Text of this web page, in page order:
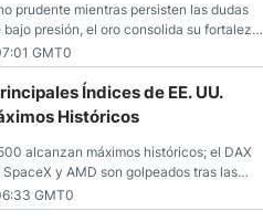
prudente mientras persisten las dudas
presión, el oro consolida su fortaleza
económicas desde Estados
GMT0
Índices de EE. UU.
Históricos
alcanzan máximos históricos; el DAX
y AMD son golpeados tras las
cae por debajo de los $80 con nuevas
intentando estabilizarse frente al
GMT0